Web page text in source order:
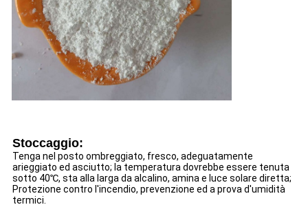
Stoccaggio:
Tenga nel posto ombreggiato, fresco, adeguatamente
arieggiato ed asciutto; la temperatura dovrebbe essere tenuta
sotto 40℃, sta alla larga da alcalino, amina e luce solare diretta;
Protezione contro l'incendio, prevenzione ed a prova d'umidità
termici.